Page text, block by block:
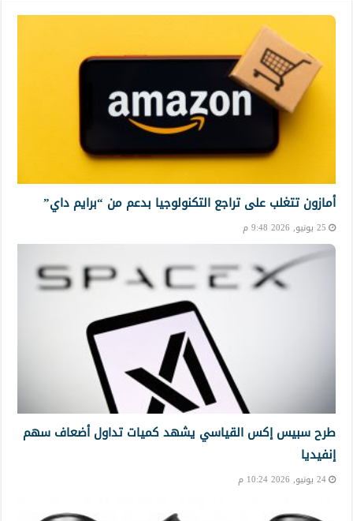
أمازون تتغلب على تراجع التكنولوجيا بدعم من “برايم داي”
25 يونيو, 2026 9:48 م
طرح سبيس إكس القياسي يشهد كميات تداول أضعاف سهم
إنفيديا
24 يونيو, 2026 10:24 م